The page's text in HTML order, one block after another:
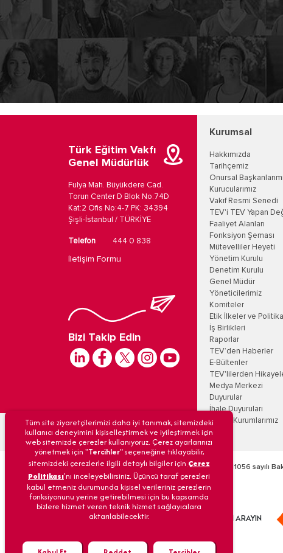
Türk Eğitim Vakfı
Genel Müdürlük
Fulya Mah. Büyükdere Cad.
Torun Center D Blok No:74D
Kat:2 Ofis No:4-7 PK: 34394
Şişli-İstanbul / TÜRKİYE
Telefon 444 0 838
İletişim Formu
Bizi Takip Edin
Kurumsal
Hakkımızda
Tarihçemiz
Onursal
Kurucularımız
Vakıf Resmi Senedi
TEV'i TEV Yapan
Faaliyet Alanları
Fonksiyon Şeması
Mütevelliler Heyeti
Yönetim Kurulu
Denetim Kurulu
Genel Müdür
Yöneticilerimiz
Komiteler
Etik İlkeler ve
İş Birlikleri
Raporlar
TEV’den Haberler
E-Bültenler
TEV'lilerden
Medya Merkezi
Duyurular
İhale Duyuruları
Eğitim Kurumlarımız
Türk Eğitim Vakfı’na 09/12/1968 tarih ve 6/11056 sayılı
© Türk Eğitim Vakfı
Tüm hakları gizlidir.
BİZİ ARAYIN
Tüm site ziyaretçilerimizi daha iyi tanımak, sitemizdeki
kullanıcı deneyimini kişiselleştirmek ve iyileştirmek için
web sitemizde çerezler kullanıyoruz. Çerez ayarlarınızı
yönetmek için "Tercihler" seçeneğine tıklayabilir,
sitemizdeki çerezlerle ilgili detaylı bilgiler için Çerez
Politikası'nı inceleyebilirsiniz. Üçüncü taraf çerezleri
kabul etmeniz durumunda kişisel verileriniz çerezlerin
fonksiyonunu yerine getirebilmesi için bu kapsamda
bizlere hizmet veren teknik hizmet sağlayıcılara
aktarılabilecektir.